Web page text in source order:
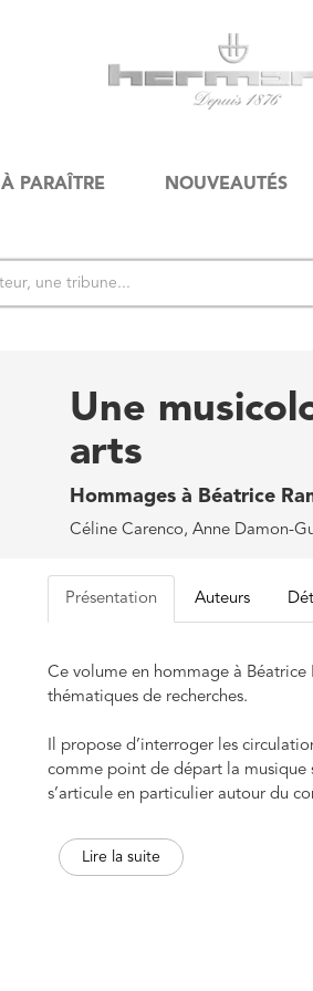
À PARAÎTRE NOUVEAUTÉS
Une
arts
Hommages à Béatrice
Céline Carenco, Anne Damon-
Présentation Auteurs
Ce volume en hommage à Béatrice
thématiques de recherches.
Il propose d’interroger les
comme point de départ la musique
s’articule en particulier autour du
postmodernisme) ? Comment des
des objets qui semblaient à
Lire la suite